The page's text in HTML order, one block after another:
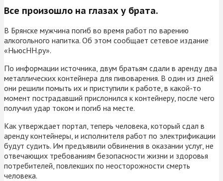
Все произошло на глазах у брата.
В Брянске мужчина погиб во время работ по варению
алкогольного напитка. Об этом сообщает сетевое издание
«НьюсНН.ру».
По информации источника, двум братьям сдали в аренду два
металлических контейнера для пивоварения. В один из дней
они решили помыть их и приступили к работе, в какой-то
момент пострадавший прислонился к контейнеру, после чего
получил удар током и погиб на месте.
Как утверждает портал, теперь человека, который сдал в
аренду контейнеры, и исполнителя работ по электрификации
будут судить. Им предъявили обвинения в оказании услуг, не
отвечающих требованиям безопасности жизни и здоровья
потребителей, повлекших по неосторожности смерть
человека.